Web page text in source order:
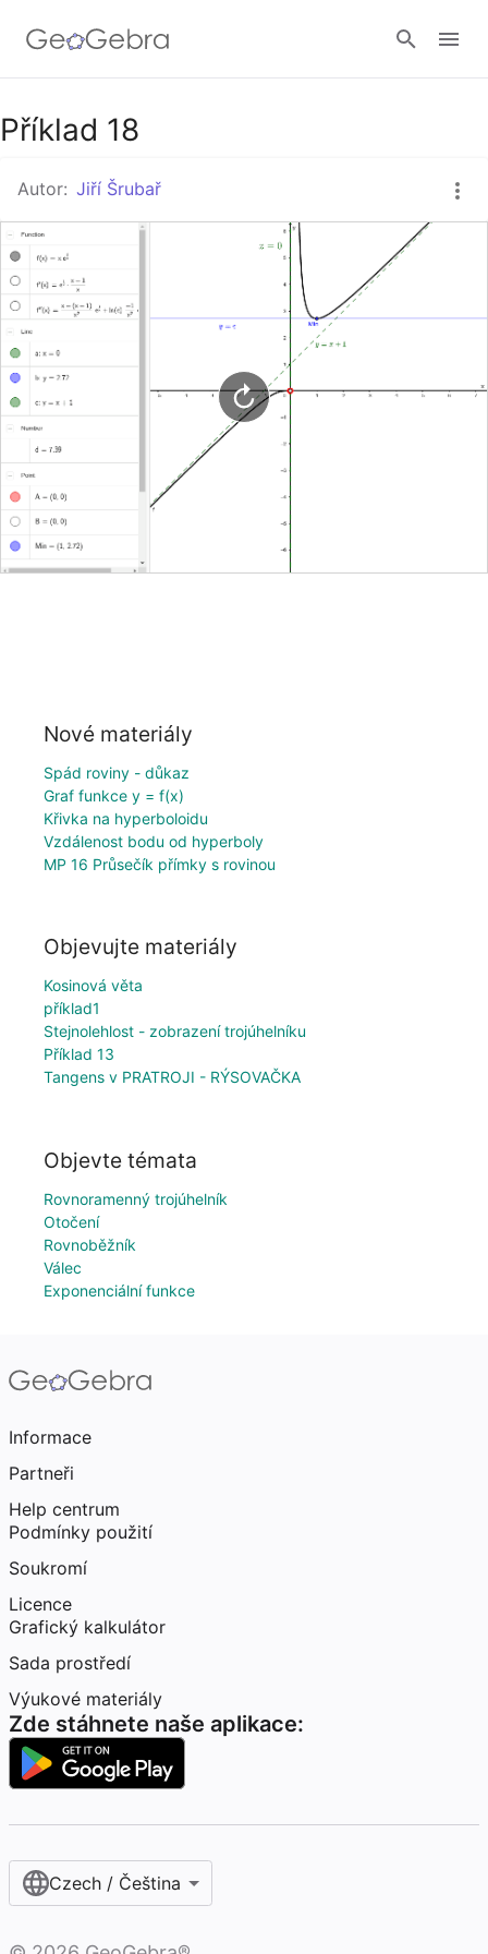
Google Classroom
GeoGebra Třída
Příklad 18
Autor: Jiří Šrubař
Nové materiály
Spád roviny - důkaz
Graf funkce y = f(x)
Křivka na hyperboloidu
Vzdálenost bodu od hyperboly
MP 16 Průsečík přímky s rovinou
Objevujte materiály
Kosinová věta
příklad1
Stejnolehlost - zobrazení trojúhelníku
Příklad 13
Tangens v PRATROJI - RÝSOVAČKA
Objevte témata
Rovnoramenný trojúhelník
Otočení
Rovnoběžník
Válec
Exponenciální funkce
Informace
Partneři
Help centrum
Podmínky použití
Soukromí
Licence
Grafický kalkulátor
Sada prostředí
Výukové materiály
Zde stáhnete naše aplikace:
Czech / Čeština‎